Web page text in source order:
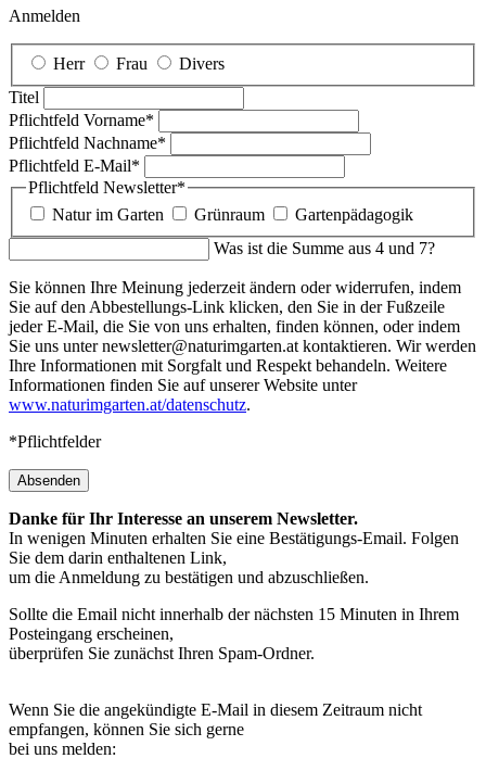
Anmelden
Herr Frau
Divers
Titel
Pflichtfeld Vorname*
Pflichtfeld Nachname*
Pflichtfeld E-Mail*
Pflichtfeld Newsletter*
Natur im Garten
Grünraum
Gartenpädagogik
Was ist die Summe aus 4 und 7?
Sie können Ihre Meinung jederzeit ändern oder widerrufen, indem
Sie auf den Abbestellungs-Link klicken, den Sie in der Fußzeile
jeder E-Mail, die Sie von uns erhalten, finden können, oder indem
Sie uns unter newsletter@naturimgarten.at kontaktieren. Wir werden
Ihre Informationen mit Sorgfalt und Respekt behandeln. Weitere
Informationen finden Sie auf unserer Website unter
www.naturimgarten.at/datenschutz.
*Pflichtfelder
Absenden
Danke für Ihr Interesse an unserem Newsletter.
In wenigen Minuten erhalten Sie eine Bestätigungs-Email. Folgen
Sie dem darin enthaltenen Link,
um die Anmeldung zu bestätigen und abzuschließen.
Sollte die Email nicht innerhalb der nächsten 15 Minuten in Ihrem
Posteingang erscheinen,
überprüfen Sie zunächst Ihren Spam-Ordner.
Wenn Sie die angekündigte E-Mail in diesem Zeitraum nicht
empfangen, können Sie sich gerne
bei uns melden: